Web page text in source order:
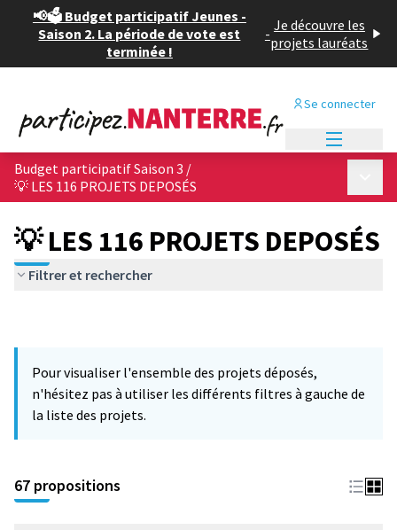
📢🗳️ Budget participatif Jeunes -
Saison 2. La période de vote est
terminée !
- Je découvre les
projets lauréats
Se connecter
Budget participatif Saison 3 /
💡 LES 116 PROJETS DEPOSÉS
💡 LES 116 PROJETS DEPOSÉS
Filtrer et rechercher
Pour visualiser l'ensemble des projets déposés,
n'hésitez pas à utiliser les différents filtres à gauche de
la liste des projets.
67 propositions